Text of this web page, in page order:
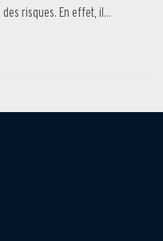
risques. En effet, il...